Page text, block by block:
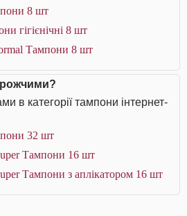
8 шт
гігієнічні 8 шт
Тампони 8 шт
в категорії тампони інтернет-
32 шт
Тампони 16 шт
Тампони з аплікатором 16 шт